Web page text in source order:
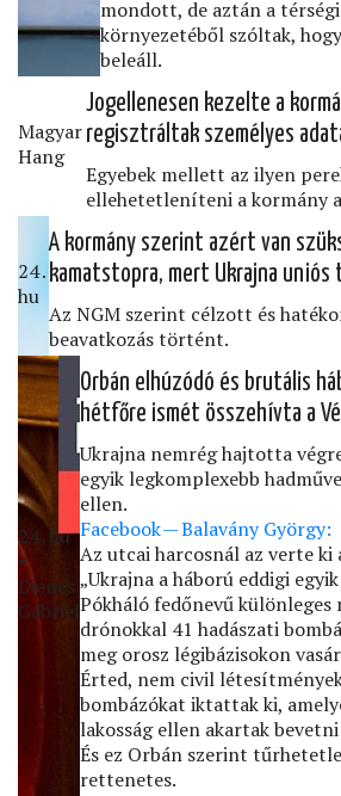
mondott, de aztán a
környezetéből szóltak,
beleáll.
Magyar
Hang
Jogellenesen kezelte a
regisztráltak személyes
Egyebek mellett az ilyen
ellehetetleníteni a kormány
24․
hu
A kormány szerint azért van
kamatstopra, mert Ukrajna uniós
Az NGM szerint célzott és
beavatkozás történt.
24․hu
•
Dienes
Gábriel
Orbán elhúzódó és brutális
hétfőre ismét összehívta a
Ukrajna nemrég hajtotta
egyik legkomplexebb
ellen.
Facebook — Balavány György:
Az utcai harcosnál az verte
„Ukrajna a háború eddigi
Pókháló fedőnevű különleges
drónokkal 41 hadászati
meg orosz légibázisokon
Érted, nem civil
bombázókat iktattak ki,
lakosság ellen akartak
És ez Orbán szerint
rettenetes.